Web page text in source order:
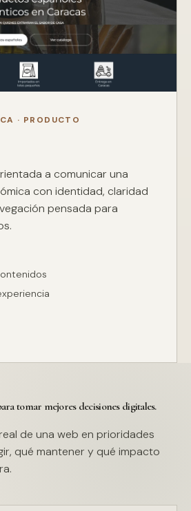
· PRODUCTO
a comunicar una
con identidad, claridad
pensada para
tomar mejores decisiones digitales.
de una web en prioridades
qué mantener y qué impacto